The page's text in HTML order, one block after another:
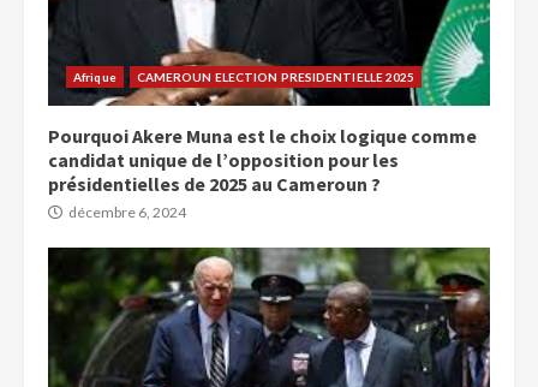
Afrique CAMEROUN ELECTION PRESIDENTIELLE 2025
Pourquoi Akere Muna est le choix logique comme
candidat unique de l’opposition pour les
présidentielles de 2025 au Cameroun ?
décembre 6, 2024